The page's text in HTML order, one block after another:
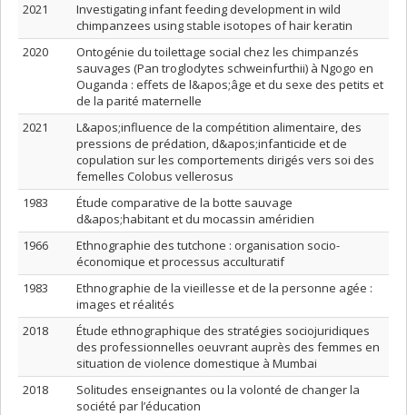
2021
Investigating infant feeding development in wild
chimpanzees using stable isotopes of hair keratin
2020
Ontogénie du toilettage social chez les chimpanzés
sauvages (Pan troglodytes schweinfurthii) à Ngogo en
Ouganda : effets de l&apos;âge et du sexe des petits et
de la parité maternelle
2021
L&apos;influence de la compétition alimentaire, des
pressions de prédation, d&apos;infanticide et de
copulation sur les comportements dirigés vers soi des
femelles Colobus vellerosus
1983
Étude comparative de la botte sauvage
d&apos;habitant et du mocassin améridien
1966
Ethnographie des tutchone : organisation socio-
économique et processus acculturatif
1983
Ethnographie de la vieillesse et de la personne agée :
images et réalités
2018
Étude ethnographique des stratégies sociojuridiques
des professionnelles oeuvrant auprès des femmes en
situation de violence domestique à Mumbai
2018
Solitudes enseignantes ou la volonté de changer la
société par l’éducation